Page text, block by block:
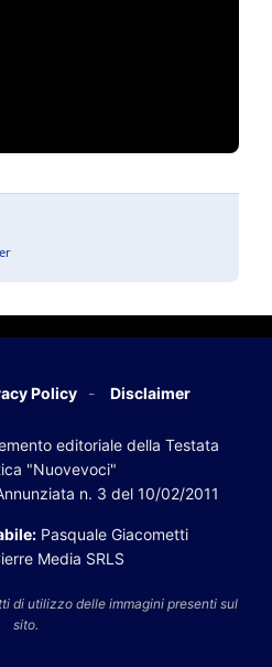
Policy Disclaimer
editoriale della Testata
"Nuovevoci"
n. 3 del 10/02/2011
Pasquale Giacometti
Media SRLS
di utilizzo delle immagini presenti sul
sito.